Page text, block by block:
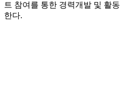
트 참여를 통한 경력개발 및 활
한다.